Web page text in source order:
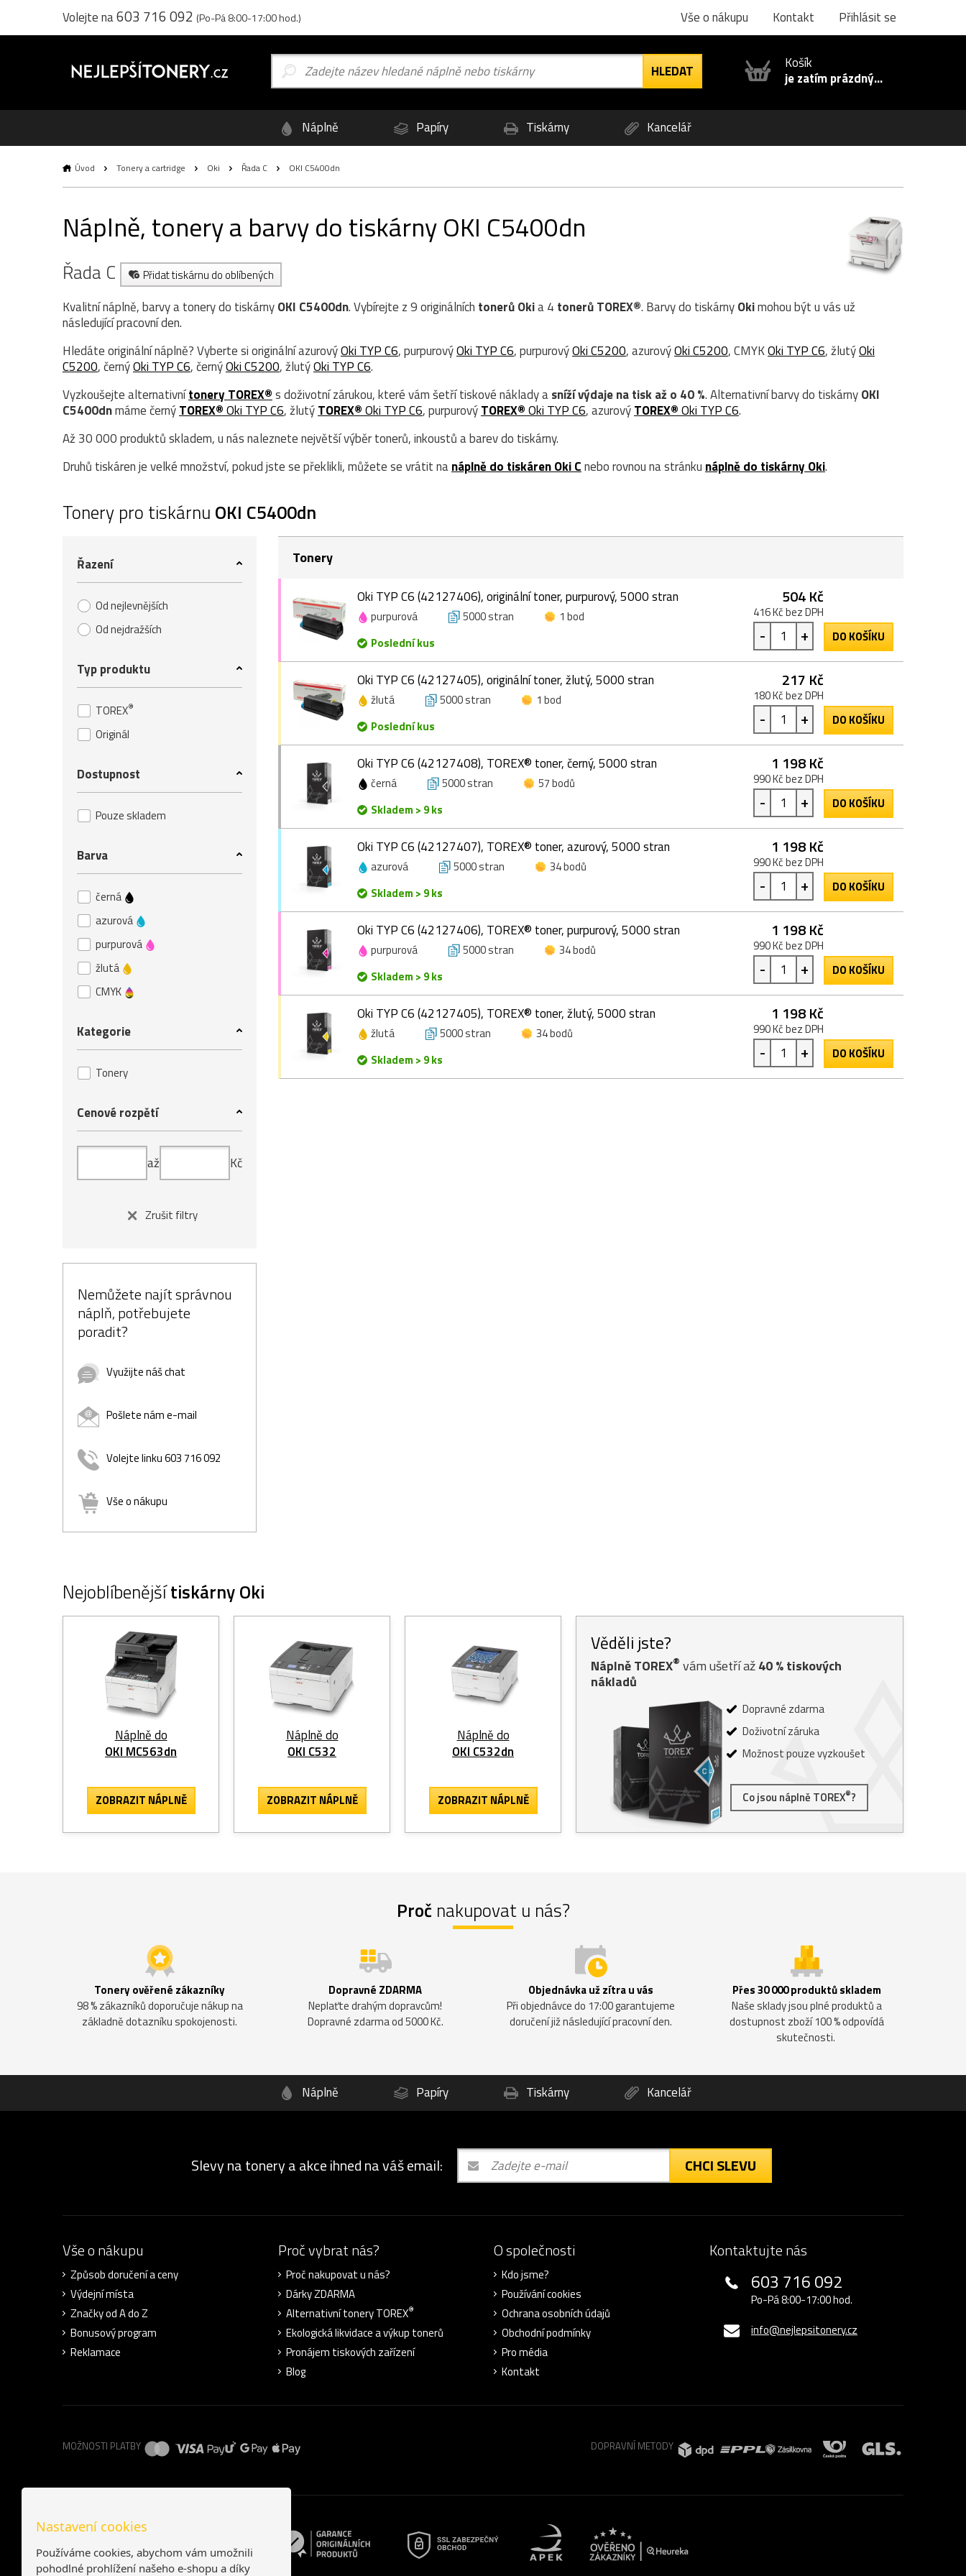
Volejte na603 716 092 (Po-Pá 8:00-17:00 hod.) Vše o nákupu Kontakt Přihlásit se
Košík
je zatím prázdný...
Náplně Papíry Tiskárny Kancelář
Úvod Tonery a cartridge Oki Řada C OKI C5400dn
Náplně, tonery a barvy do tiskárny OKI C5400dn
Řada C Přidat tiskárnu do oblíbených
Kvalitní náplně, barvy a tonery do tiskárnyOKI C5400dn. Vybírejte z 9 originálních tonerůOkia 4 tonerů TOREX®. Barvy do tiskárnyOkimohou být u vás už
následující pracovní den.
Hledáte originální náplně? Vyberte si originální azurovýOki TYP C6, purpurovýOki TYP C6, purpurovýOki C5200, azurovýOki C5200, CMYKOki TYP C6, žlutýOki
C5200, černýOki TYP C6, černýOki C5200, žlutýOki TYP C6.
Vyzkoušejte alternativnítonery TOREX®s doživotní zárukou, které vám šetří tiskové náklady asníží výdaje na tisk až o 40 %. Alternativní barvy do tiskárnyOKI
C5400dnmáme černýTOREX®Oki TYP C6, žlutýTOREX®Oki TYP C6, purpurovýTOREX®Oki TYP C6, azurovýTOREX®Oki TYP C6.
Až 30 000 produktů skladem, u nás naleznete největší výběr tonerů, inkoustů a barev do tiskárny.
Druhů tiskáren je velké množství, pokud jste se překlikli, můžete se vrátit nanáplně do tiskáren Oki Cnebo rovnou na stránku náplně do tiskárny Oki.
Tonery pro tiskárnu OKI C5400dn
Řazení
Od nejlevnějších
Od nejdražších
Typ produktu
TOREX®
Originál
Dostupnost
Pouze skladem
Barva
černá
azurová
purpurová
žlutá
CMYK
Kategorie
Tonery
Cenové rozpětí
až Kč
Zrušit filtry
Nemůžete najít správnou
náplň, potřebujete
poradit?
Využijte náš chat
Pošlete nám e-mail
Volejte linku 603 716 092
Vše o nákupu
Tonery
Oki TYP C6 (42127406), originální toner, purpurový, 5000 stran
purpurová 5000 stran
1 bod
Poslední kus
504 Kč
416 Kč bez DPH
- + DO KOŠÍKU
Oki TYP C6 (42127405), originální toner, žlutý, 5000 stran
žlutá 5000 stran
1 bod
Poslední kus
217 Kč
180 Kč bez DPH
- + DO KOŠÍKU
Oki TYP C6 (42127408), TOREX® toner, černý, 5000 stran
černá 5000 stran
57 bodů
Skladem > 9 ks
1 198 Kč
990 Kč bez DPH
- + DO KOŠÍKU
Oki TYP C6 (42127407), TOREX® toner, azurový, 5000 stran
azurová 5000 stran
34 bodů
Skladem > 9 ks
1 198 Kč
990 Kč bez DPH
- + DO KOŠÍKU
Oki TYP C6 (42127406), TOREX® toner, purpurový, 5000 stran
purpurová 5000 stran
34 bodů
Skladem > 9 ks
1 198 Kč
990 Kč bez DPH
- + DO KOŠÍKU
Oki TYP C6 (42127405), TOREX® toner, žlutý, 5000 stran
žlutá 5000 stran
34 bodů
Skladem > 9 ks
1 198 Kč
990 Kč bez DPH
- + DO KOŠÍKU
Nejoblíbenějšítiskárny Oki
Náplně do
OKI MC563dn
ZOBRAZITNÁPLNĚ
Náplně do
OKI C532
ZOBRAZITNÁPLNĚ
Náplně do
OKI C532dn
ZOBRAZITNÁPLNĚ
Věděli jste?
Náplně TOREX® vám ušetří až40% tiskových
nákladů
Dopravné zdarma
Doživotní záruka
Možnost pouze vyzkoušet
Co jsou náplně TOREX®?
Proč nakupovat u nás?
Tonery ověřené zákazníky
98 % zákazníků doporučuje nákup na
základně dotazníku spokojenosti.
Dopravné ZDARMA
Neplaťte drahým dopravcům!
Dopravné zdarma od 5000 Kč.
Objednávka už zítra u vás
Při objednávce do 17:00 garantujeme
doručení již následující pracovní den.
Přes 30 000 produktů skladem
Naše sklady jsou plné produktů a
dostupnost zboží 100 % odpovídá
skutečnosti.
Náplně Papíry Tiskárny Kancelář
Slevy na tonery a akce ihned na váš email: CHCI SLEVU
Vše o nákupu
Způsob doručení a ceny
Výdejní místa
Značky od A do Z
Bonusový program
Reklamace
Proč vybrat nás?
Proč nakupovat u nás?
Dárky ZDARMA
Alternativní tonery TOREX®
Ekologická likvidace a výkup tonerů
Pronájem tiskových zařízení
Blog
O společnosti
Kdo jsme?
Používání cookies
Ochrana osobních údajů
Obchodní podmínky
Pro média
Kontakt
Kontaktujte nás
603 716 092
Po-Pá 8:00-17:00 hod.
info@nejlepsitonery.cz
MOŽNOSTI PLATBY DOPRAVNÍ METODY
Nastavení cookies
Používáme cookies, abychom vám umožnili
pohodlné prohlížení našeho e-shopu a díky